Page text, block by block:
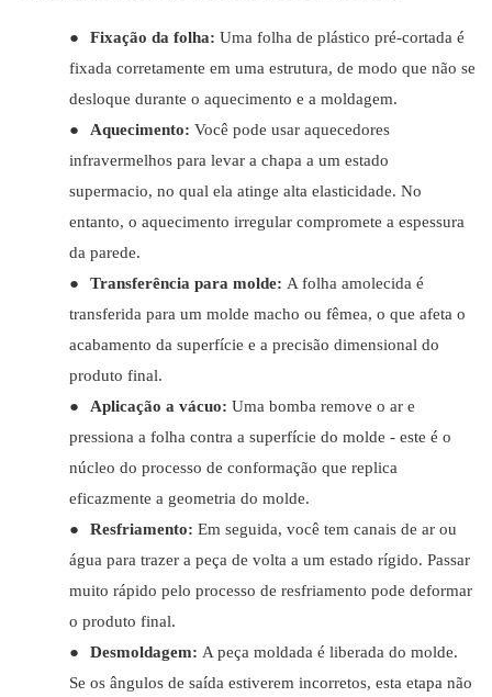
● Fixação da folha: Uma folha de plástico pré-cortada é
fixada corretamente em uma estrutura, de modo que não se
desloque durante o aquecimento e a moldagem.
●
Aquecimento: Você pode usar aquecedores
infravermelhos para levar a chapa a um estado
supermacio, no qual ela atinge alta elasticidade. No
entanto, o aquecimento irregular compromete a espessura
da parede.
●
Transferência para molde: A folha amolecida é
transferida para um molde macho ou fêmea, o que afeta o
acabamento da superfície e a precisão dimensional do
produto final.
●
Aplicação a vácuo: Uma bomba remove o ar e
pressiona a folha contra a superfície do molde - este é o
núcleo do processo de conformação que replica
eficazmente a geometria do molde.
●
Resfriamento: Em seguida, você tem canais de ar ou
água para trazer a peça de volta a um estado rígido. Passar
muito rápido pelo processo de resfriamento pode deformar
o produto final.
●
Desmoldagem: A peça moldada é liberada do molde.
Se os ângulos de saída estiverem incorretos, esta etapa não